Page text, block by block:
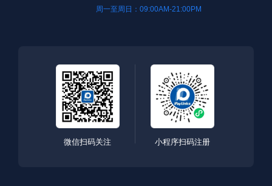
周一至周日：09:00AM-21:00PM
微信扫码关注 小程序扫码注册